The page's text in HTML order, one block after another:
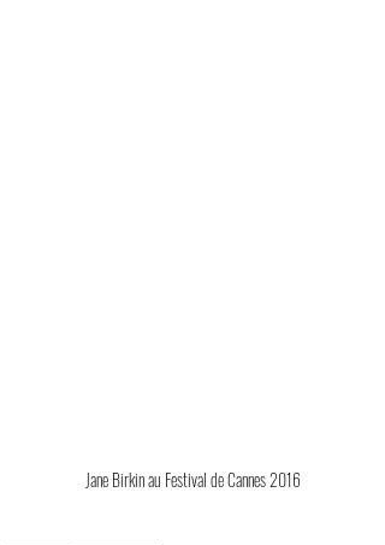
Jane Birkin au Festival de Cannes 2016